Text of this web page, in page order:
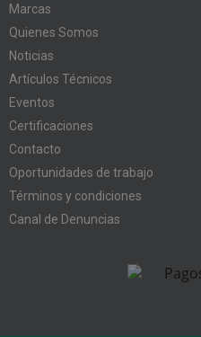
Marcas
Quienes Somos
Noticias
Artículos Técnicos
Eventos
Certificaciones
Contacto
Oportunidades de trabajo
Términos y condiciones
Canal de Denuncias